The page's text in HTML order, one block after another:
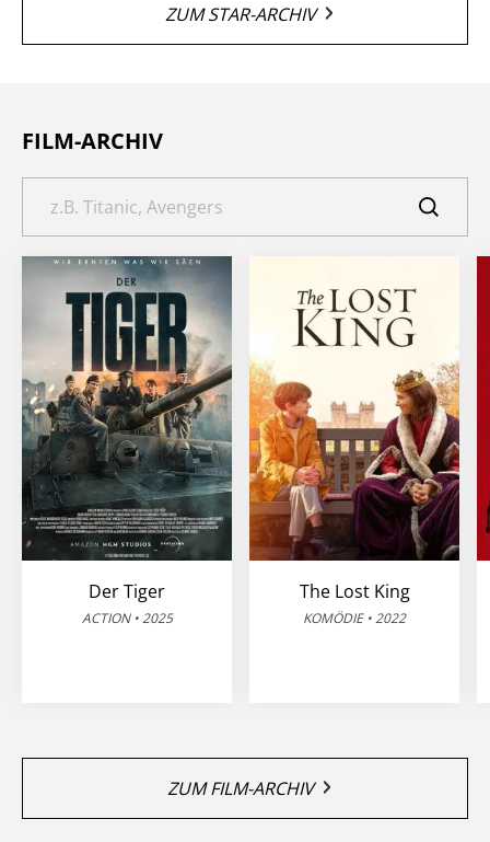
ZUM STAR-ARCHIV
FILM-ARCHIV
Der Tiger
ACTION • 2025
The Lost King
KOMÖDIE • 2022
ZUM FILM-ARCHIV